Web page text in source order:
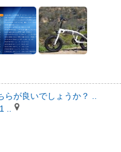
らが良いでしょうか？ ..
..